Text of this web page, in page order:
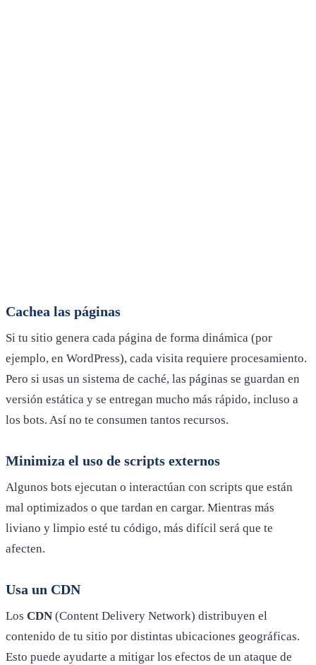
Cachea las páginas
Si tu sitio genera cada página de forma dinámica (por
ejemplo, en WordPress), cada visita requiere procesamiento.
Pero si usas un sistema de caché, las páginas se guardan en
versión estática y se entregan mucho más rápido, incluso a
los bots. Así no te consumen tantos recursos.
Minimiza el uso de scripts externos
Algunos bots ejecutan o interactúan con scripts que están
mal optimizados o que tardan en cargar. Mientras más
liviano y limpio esté tu código, más difícil será que te
afecten.
Usa un CDN
Los CDN (Content Delivery Network) distribuyen el
contenido de tu sitio por distintas ubicaciones geográficas.
Esto puede ayudarte a mitigar los efectos de un ataque de